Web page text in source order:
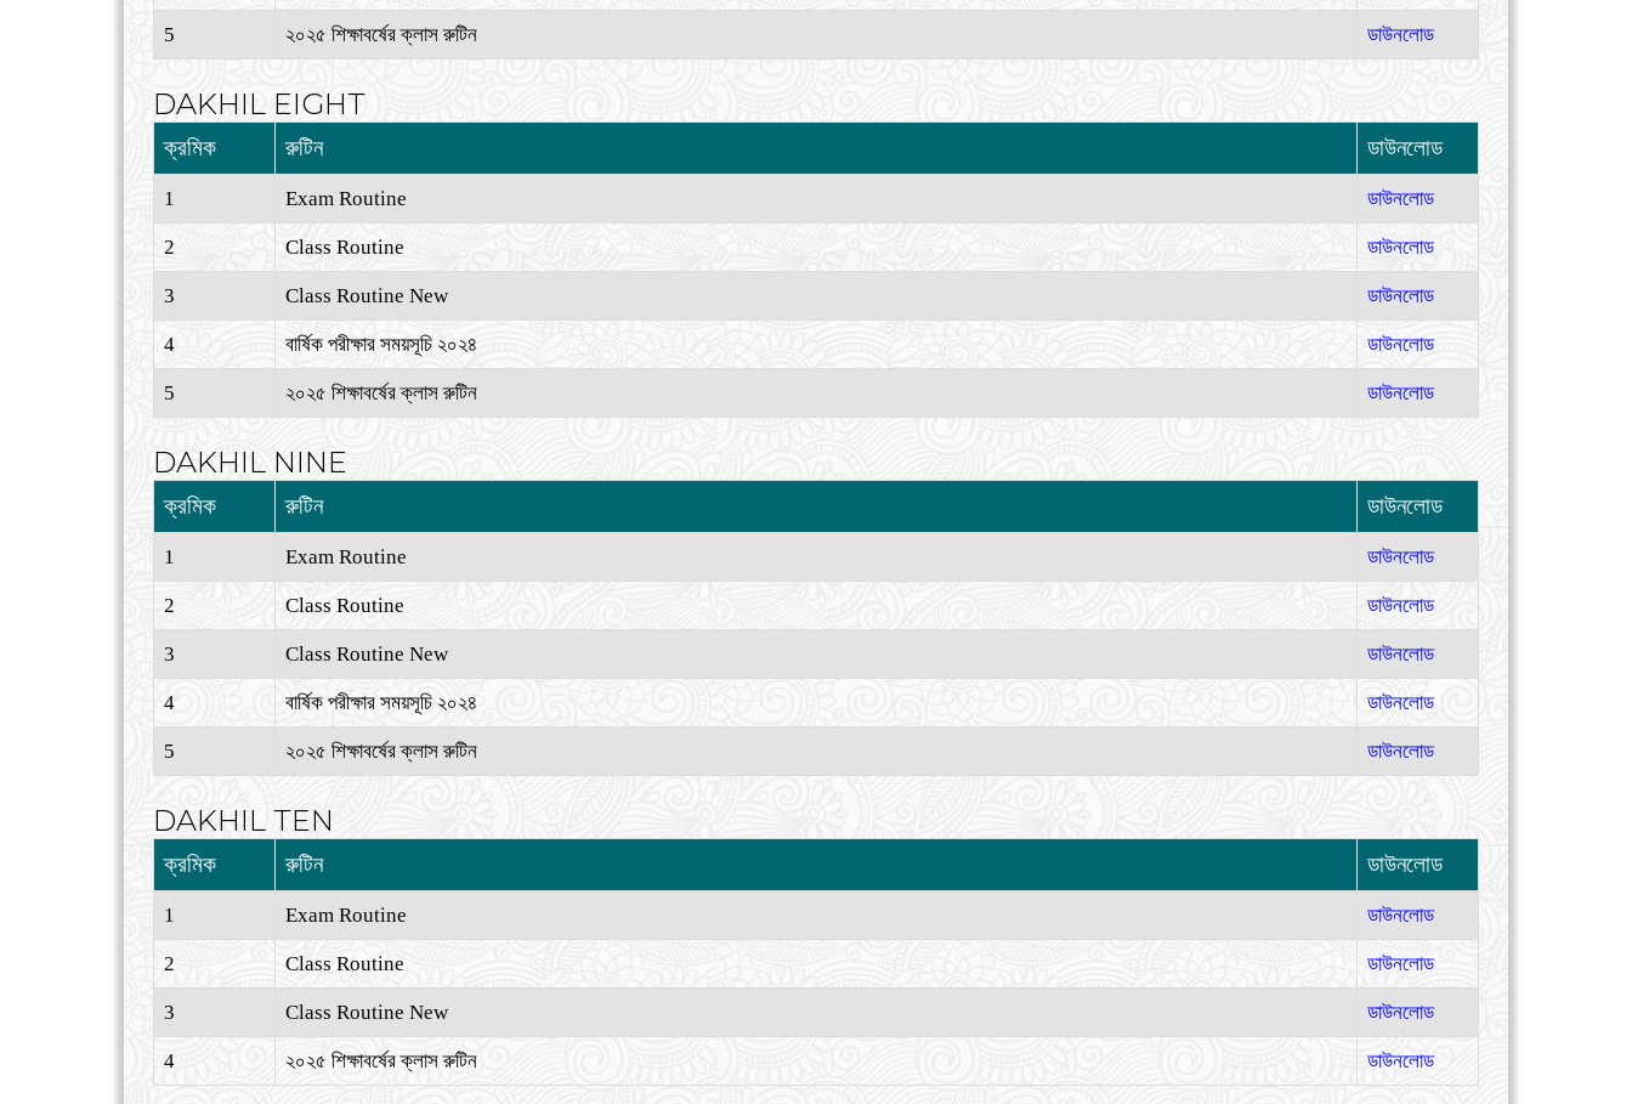
5 ২০২৫ শিক্ষাবর্ষের ক্লাস রুটিন ডাউনলোড
DAKHIL EIGHT
ক্রমিক রুটিন ডাউনলোড
1 Exam Routine ডাউনলোড
2 Class Routine ডাউনলোড
3 Class Routine New ডাউনলোড
4 বার্ষিক পরীক্ষার সময়সূচি ২০২৪ ডাউনলোড
5 ২০২৫ শিক্ষাবর্ষের ক্লাস রুটিন ডাউনলোড
DAKHIL NINE
ক্রমিক রুটিন ডাউনলোড
1 Exam Routine ডাউনলোড
2 Class Routine ডাউনলোড
3 Class Routine New ডাউনলোড
4 বার্ষিক পরীক্ষার সময়সূচি ২০২৪ ডাউনলোড
5 ২০২৫ শিক্ষাবর্ষের ক্লাস রুটিন ডাউনলোড
DAKHIL TEN
ক্রমিক রুটিন ডাউনলোড
1 Exam Routine ডাউনলোড
2 Class Routine ডাউনলোড
3 Class Routine New ডাউনলোড
4 ২০২৫ শিক্ষাবর্ষের ক্লাস রুটিন ডাউনলোড